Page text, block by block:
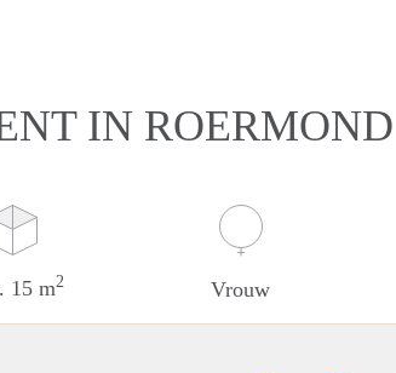
IN ROERMOND
15 m2 Vrouw